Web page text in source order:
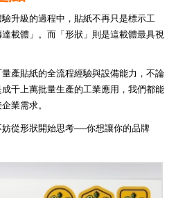
升級的過程中，貼紙不再只是標示工
載體」。而「形狀」則是這載體最具視
產貼紙的全流程經驗與設備能力，不論
千上萬批量生產的工業應用，我們都能
業需求。
從形狀開始思考──你想讓你的品牌